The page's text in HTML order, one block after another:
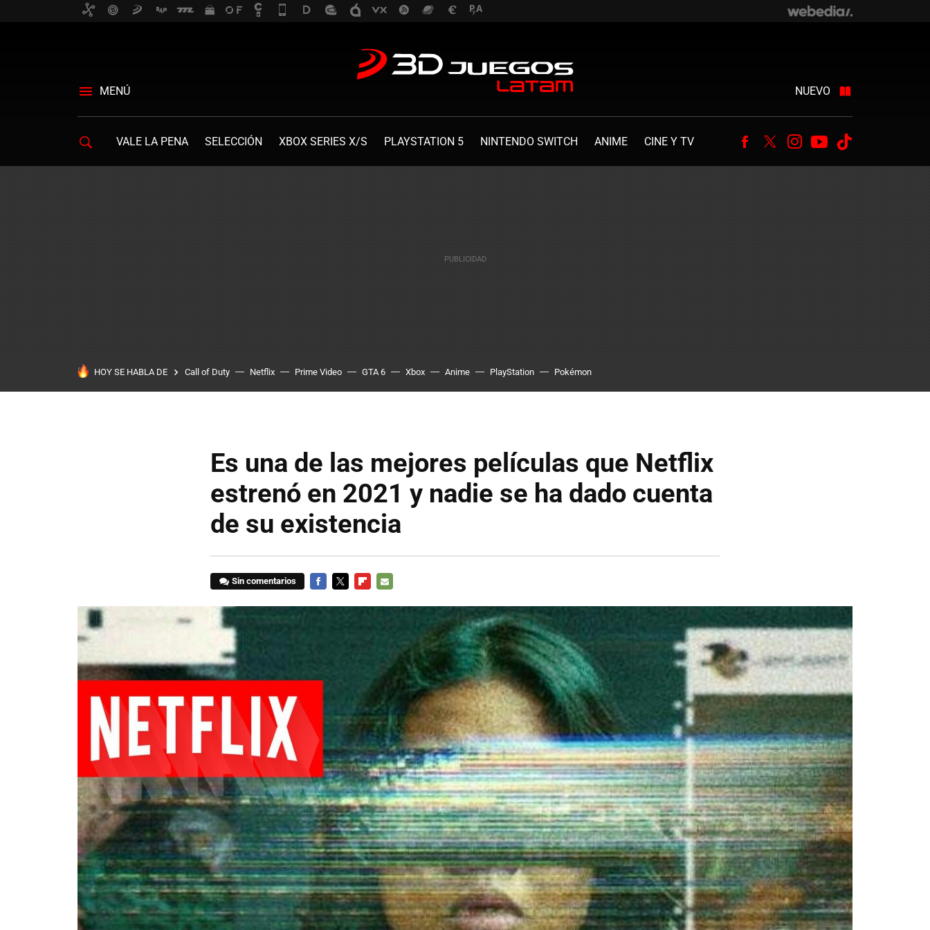
MENÚ NUEVO
VALE LA PENA SELECCIÓN XBOX SERIES X/S PLAYSTATION 5 NINTENDO SWITCH ANIME CINE Y TV Facebook
TwitterInstagram
Youtube
HOY SE HABLA DE Call of Duty Netflix Prime Video GTA 6 Xbox Anime PlayStation Pokémon
Es una de las mejores películas que Netflix
estrenó en 2021 y nadie se ha dado cuenta
de su existencia
Sin comentarios